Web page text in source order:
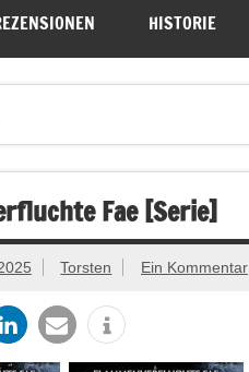
HISTORIE
Fae [Serie]
Torsten Ein Kommentar